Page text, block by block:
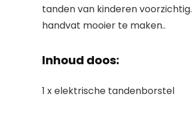
tanden van kinderen
handvat mooier te maken..
Inhoud doos:
1 x elektrische tandenborstel